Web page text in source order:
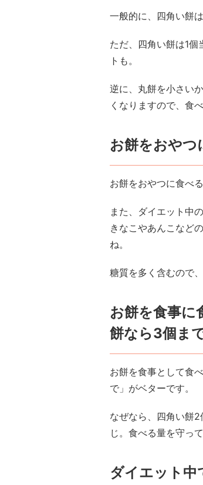
一般的に、四角い餅
ただ、四角い餅は1個
トも。
逆に、丸餅を小さい
くなりますので、食
お餅をおやつ
お餅をおやつに食べ
また、ダイエット中
きなこやあんこなど
ね。
糖質を多く含むので
お餅を食事に
餅なら3個まで
お餅を食事として食
で」がベターです。
なぜなら、四角い餅
じ。食べる量を守っ
ダイエット中